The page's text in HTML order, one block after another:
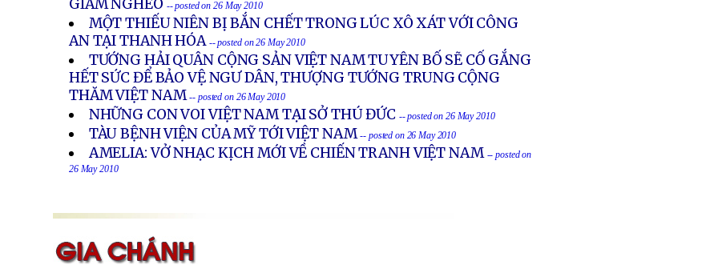
GIẢM NGHÈO -- posted on 26 May 2010
MỘT THIẾU NIÊN BỊ BẮN CHẾT TRONG LÚC XÔ XÁT VỚI CÔNG
AN TẠI THANH HÓA -- posted on 26 May 2010
TƯỚNG HẢI QUÂN CỘNG SẢN VIỆT NAM TUYÊN BỐ SẼ CỐ GẮNG
HẾT SỨC ĐỂ BẢO VỆ NGƯ DÂN, THƯỢNG TƯỚNG TRUNG CỘNG
THĂM VIỆT NAM -- posted on 26 May 2010
NHỮNG CON VOI VIỆT NAM TẠI SỞ THÚ ĐỨC -- posted on 26 May 2010
TÀU BỆNH VIỆN CỦA MỸ TỚI VIỆT NAM -- posted on 26 May 2010
AMELIA: VỞ NHẠC KỊCH MỚI VỀ CHIẾN TRANH VIỆT NAM -- posted on
26 May 2010